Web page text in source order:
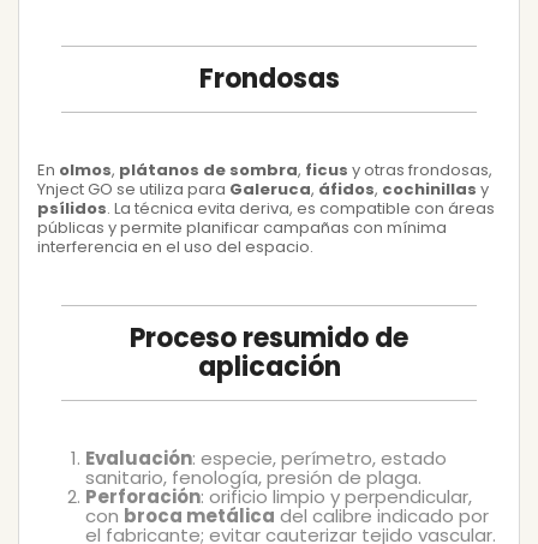
Frondosas
En olmos, plátanos de sombra, ficus y otras frondosas,
Ynject GO se utiliza para Galeruca, áfidos, cochinillas y
psílidos. La técnica evita deriva, es compatible con áreas
públicas y permite planificar campañas con mínima
interferencia en el uso del espacio.
Proceso resumido de
aplicación
Evaluación: especie, perímetro, estado
sanitario, fenología, presión de plaga.
Perforación: orificio limpio y perpendicular,
con broca metálica del calibre indicado por
el fabricante; evitar cauterizar tejido vascular.